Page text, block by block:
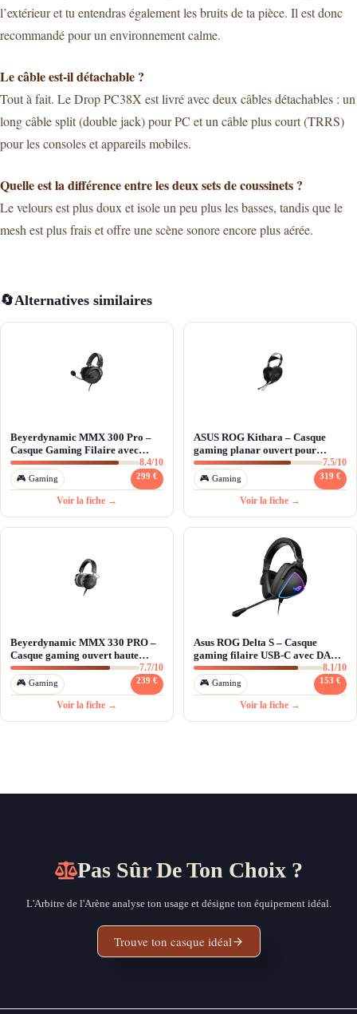
l’extérieur et tu entendras également les bruits de ta pièce. Il est donc
recommandé pour un environnement calme.
Le câble est-il détachable ?
Tout à fait. Le Drop PC38X est livré avec deux câbles détachables : un
long câble split (double jack) pour PC et un câble plus court (TRRS)
pour les consoles et appareils mobiles.
Quelle est la différence entre les deux sets de coussinets ?
Le velours est plus doux et isole un peu plus les basses, tandis que le
mesh est plus frais et offre une scène sonore encore plus aérée.
🔄Alternatives similaires
Beyerdynamic MMX 300 Pro –
Casque Gaming Filaire avec
Micro Studio
8.4/10
🎮 Gaming 299 €
Voir la fiche →
ASUS ROG Kithara – Casque
gaming planar ouvert pour
audiophiles
7.5/10
🎮 Gaming 319 €
Voir la fiche →
Beyerdynamic MMX 330 PRO –
Casque gaming ouvert haute
fidélité
7.7/10
🎮 Gaming 239 €
Voir la fiche →
Asus ROG Delta S – Casque
gaming filaire USB-C avec DAC
ESS Hi-Fi
8.1/10
🎮 Gaming 153 €
Voir la fiche →
Pas Sûr De Ton Choix ?
L'Arbitre de l'Arène analyse ton usage et désigne ton équipement idéal.
Trouve ton casque idéal